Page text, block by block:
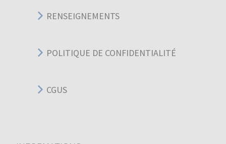
RENSEIGNEMENTS
POLITIQUE DE CONFIDENTIALITÉ
CGUS